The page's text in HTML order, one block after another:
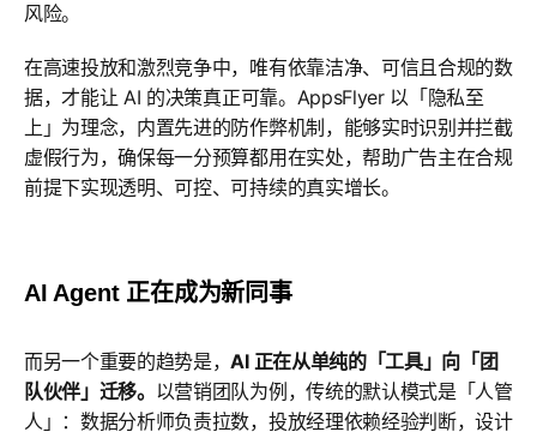
风险。
在高速投放和激烈竞争中，唯有依靠洁净、可信且合规的数
据，才能让 AI 的决策真正可靠。AppsFlyer 以「隐私至
上」为理念，内置先进的防作弊机制，能够实时识别并拦截
虚假行为，确保每一分预算都用在实处，帮助广告主在合规
前提下实现透明、可控、可持续的真实增长。
AI Agent 正在成为新同事
而另一个重要的趋势是，AI 正在从单纯的「工具」向「团
队伙伴」迁移。 以营销团队为例，传统的默认模式是「人管
人」：数据分析师负责拉数，投放经理依赖经验判断，设计